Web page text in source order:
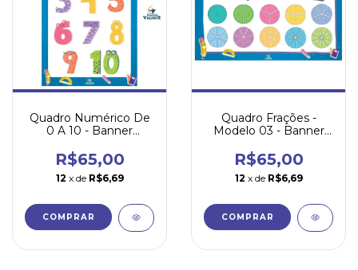
Quadro Numérico De
0 A 10 - Banner
R$65,00
12 x de R$6,69
Quadro Frações -
Modelo 03 - Banner
R$65,00
12 x de R$6,69